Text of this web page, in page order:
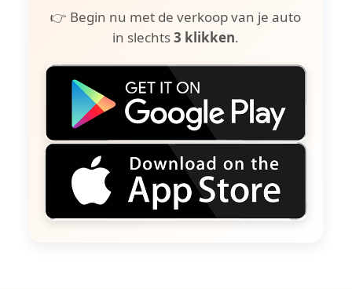
👉 Begin nu met de verkoop van je auto
in slechts3 klikken.